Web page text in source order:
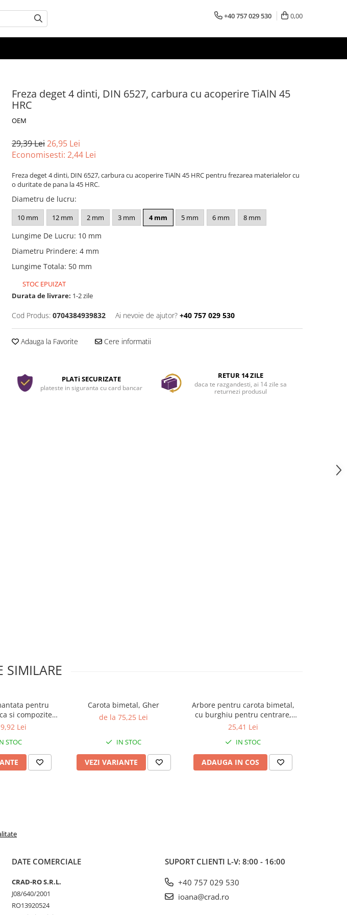
+40 757 029 530 0,00
Freza deget 4 dinti, DIN 6527, carbura cu acoperire TiAlN 45
HRC
OEM
29,39 Lei26,95 Lei
Economisesti: 2,44 Lei
Freza deget 4 dinti, DIN 6527, carbura cu acoperire TiAlN 45 HRC pentru frezarea materialelor cu
o duritate de pana la 45 HRC.
Diametru de lucru:
10 mm 12 mm 2 mm 3 mm 4 mm 5 mm 6 mm 8 mm
Lungime De Lucru: 10 mm
Diametru Prindere: 4 mm
Lungime Totala: 50 mm
STOC EPUIZAT
Durata de livrare: 1-2 zile
Cod Produs: 0704384939832 Ai nevoie de ajutor? +40 757 029 530
Adauga la Favorite Cere informatii
PLATi SECURIZATE
plateste in siguranta cu card bancar
RETUR 14 ZILE
daca te razgandesti, ai 14 zile sa
returnezi produsul
SIMILARE
pentru
si compozite,
Gher
Lei
STOC
Carota bimetal, Gher
de la 75,25 Lei
IN STOC
VEZI VARIANTE
Arbore pentru carota bimetal,
cu burghiu pentru centrare,
Gher
25,41 Lei
IN STOC
ADAUGA IN COS
DATE COMERCIALE
CRAD-RO S.R.L.
J08/640/2001
RO13920524
SUPORT CLIENTI L-V: 8:00 - 16:00
+40 757 029 530
ioana@crad.ro